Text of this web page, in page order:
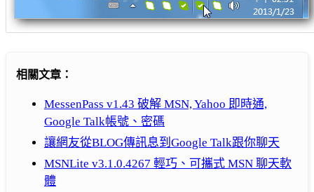
相關文章：
MessenPass v1.43 破解 MSN, Yahoo 即時通,
Google Talk帳號、密碼
讓網友從BLOG傳訊息到Google Talk跟你聊天
MSNLite v3.1.0.4267 輕巧、可攜式 MSN 聊天軟
體